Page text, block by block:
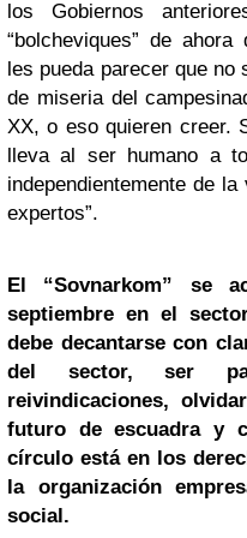
los Gobiernos
“bolcheviques” de
les pueda parecer que
de miseria del
XX, o eso quieren creer.
lleva al ser humano a
independientemente de
expertos”.
El “Sovnarkom” se
septiembre en el
debe decantarse con
del sector, ser
reivindicaciones,
futuro de escuadra y
círculo está en los
la organización
social.